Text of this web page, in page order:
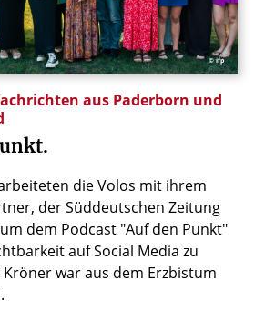
© ifp
aus Paderborn und
die Volos mit ihrem
der Süddeutschen Zeitung
dem Podcast "Auf den Punkt"
auf Social Media zu
war aus dem Erzbistum